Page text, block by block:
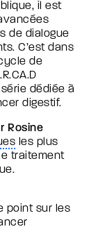
il est
de dialogue
C’est dans
de
dédiée à
digestif.
Rosine
les plus
traitement
point sur les